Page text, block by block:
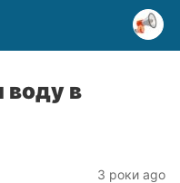
воду в
3 роки ago